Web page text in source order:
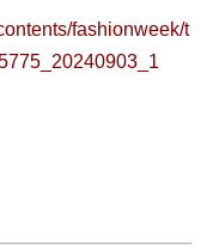
fashionweek/t